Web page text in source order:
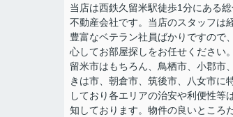
当店は西鉄久留米駅徒歩1分にある
不動産会社です。当店のスタッフは
豊富なベテラン社員ばかりですので
心してお部屋探しをお任せください
留米市はもちろん、鳥栖市、小郡市
きは市、朝倉市、筑後市、八女市に
しており各エリアの治安や利便性等
知しております。物件の良いところ